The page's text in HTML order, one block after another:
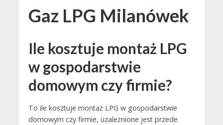
Gaz LPG Milanówek
Ile kosztuje montaż LPG
w gospodarstwie
domowym czy firmie?
To ile kosztuje montaż LPG w gospodarstwie
domowym czy firmie, uzależnione jest przede